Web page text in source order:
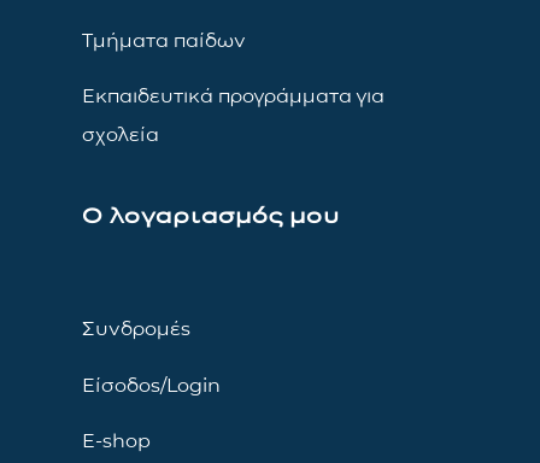
Τμήματα παίδων
Εκπαιδευτικά προγράμματα για
σχολεία
Ο λογαριασμός μου
Συνδρομές
Είσοδος/Login
E-shop